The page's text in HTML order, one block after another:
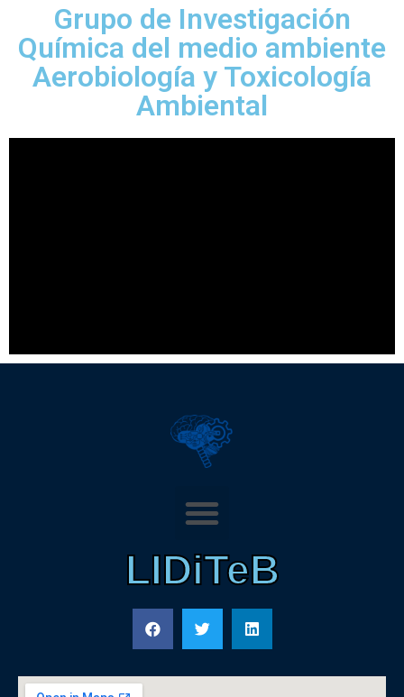
Grupo de Investigación
Química del medio ambiente
Aerobiología y Toxicología
Ambiental
LIDiTeB